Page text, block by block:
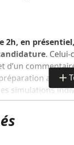
besoin
de
au moment
2h, en
.
d’un
aux
simulations
aux
et de
de